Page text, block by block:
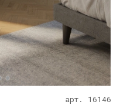
арт. 16146